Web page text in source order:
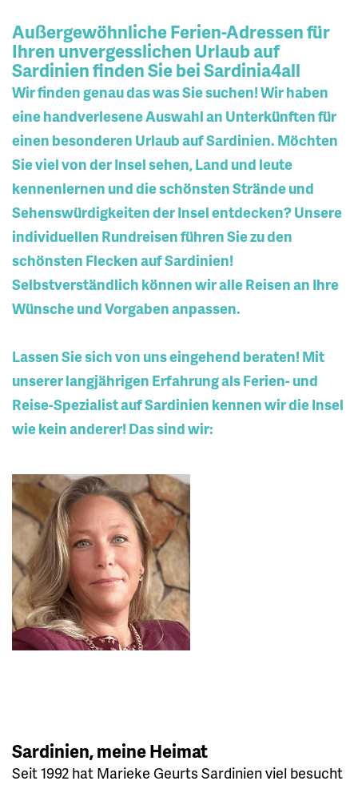
Außergewöhnliche Ferien-Adressen für
Ihren unvergesslichen Urlaub auf
Sardinien finden Sie bei Sardinia4all
Wir finden genau das was Sie suchen! Wir haben
eine handverlesene Auswahl an Unterkünften für
einen besonderen Urlaub auf Sardinien. Möchten
Sie viel von der Insel sehen, Land und leute
kennenlernen und die schönsten Strände und
Sehenswürdigkeiten der Insel entdecken? Unsere
individuellen Rundreisen führen Sie zu den
schönsten Flecken auf Sardinien!
Selbstverständlich können wir alle Reisen an Ihre
Wünsche und Vorgaben anpassen.
Lassen Sie sich von uns eingehend beraten! Mit
unserer langjährigen Erfahrung als Ferien- und
Reise-Spezialist auf Sardinien kennen wir die Insel
wie kein anderer! Das sind wir:
Sardinien, meine Heimat
Seit 1992 hat Marieke Geurts Sardinien viel besucht